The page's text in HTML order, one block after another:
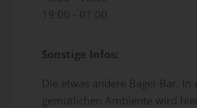
19:00 - 01:00
Sonstige Infos:
Die etwas andere Bagel-Bar. In
gemütlichen Ambiente wird